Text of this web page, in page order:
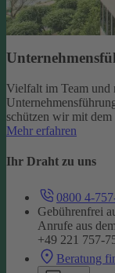
Vielfalt im Team und
schützen wir mit
Mehr erfahren
Ihr Draht zu uns
0800 4-
Gebührenfrei
Anrufe aus
+49 221 757-
Beratung